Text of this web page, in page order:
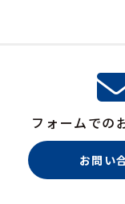
フォームでの
お問い